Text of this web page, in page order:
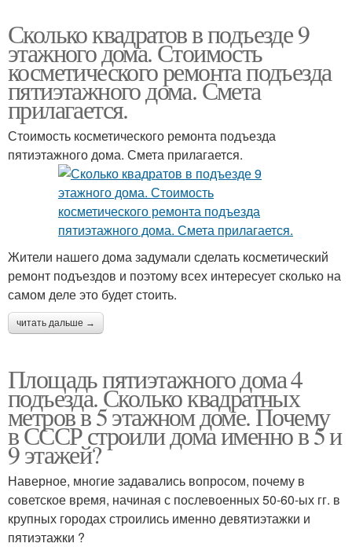
Сколько квадратов в подъезде 9
этажного дома. Стоимость
косметического ремонта подъезда
пятиэтажного дома. Смета
прилагается.
Стоимость косметического ремонта подъезда
пятиэтажного дома. Смета прилагается.
Жители нашего дома задумали сделать косметический
ремонт подъездов и поэтому всех интересует сколько на
самом деле это будет стоить.
читать дальше →
Площадь пятиэтажного дома 4
подъезда. Сколько квадратных
метров в 5 этажном доме. Почему
в СССР строили дома именно в 5 и
9 этажей?
Наверное, многие задавались вопросом, почему в
советское время, начиная с послевоенных 50-60-ых гг. в
крупных городах строились именно девятиэтажки и
пятиэтажки ?